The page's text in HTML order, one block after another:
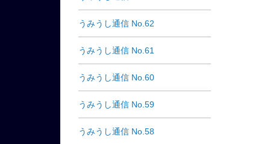
うみうし通信 No.62
うみうし通信 No.61
うみうし通信 No.60
うみうし通信 No.59
うみうし通信 No.58